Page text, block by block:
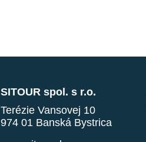
SITOUR spol. s r.o.
Terézie Vansovej 10
974 01 Banská Bystrica